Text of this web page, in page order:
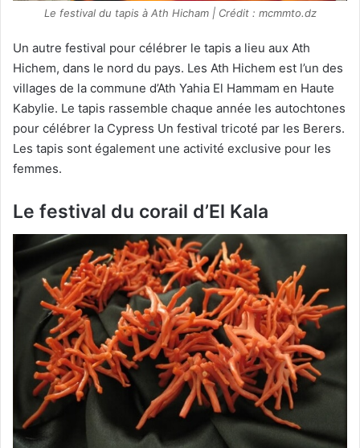
Le festival du tapis à Ath Hicham | Crédit : mcmmto.dz
Un autre festival pour célébrer le tapis a lieu aux Ath
Hichem, dans le nord du pays. Les Ath Hichem est l’un des
villages de la commune d’Ath Yahia El Hammam en Haute
Kabylie. Le tapis rassemble chaque année les autochtones
pour célébrer la Cypress Un festival tricoté par les Berers.
Les tapis sont également une activité exclusive pour les
femmes.
Le festival du corail d’El Kala